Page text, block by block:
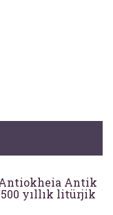
Antik
yıllık litürjik